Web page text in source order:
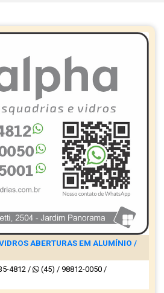
ABERTURAS EM ALUMÍNIO /
4812 / (45) / 98812-0050 /